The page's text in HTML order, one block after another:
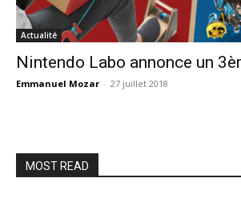
Actualité
Nintendo Labo annonce un
Emmanuel Mozar - 27 juillet 2018
MOST READ